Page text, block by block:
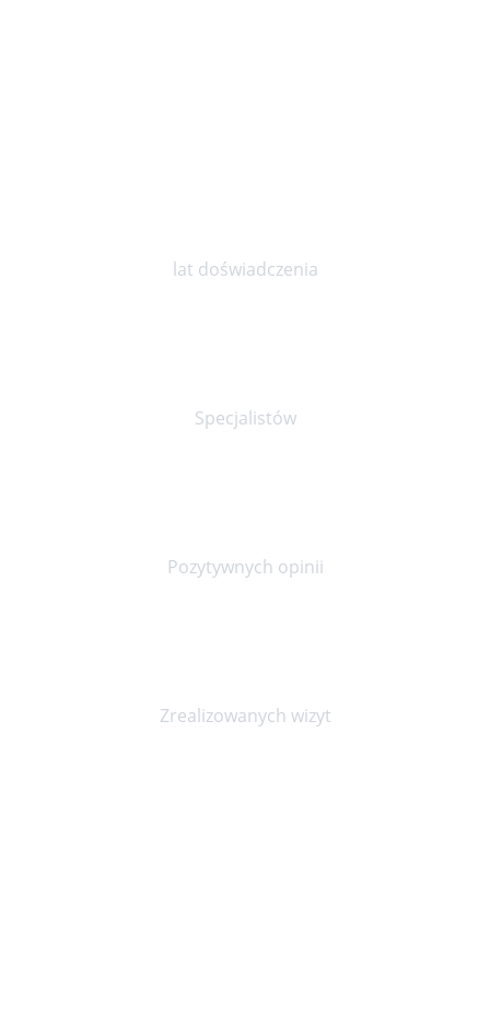
lat doświadczenia
Specjalistów
Pozytywnych opinii
Zrealizowanych wizyt